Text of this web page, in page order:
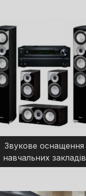
Звукове оснащення
навчальних закладів